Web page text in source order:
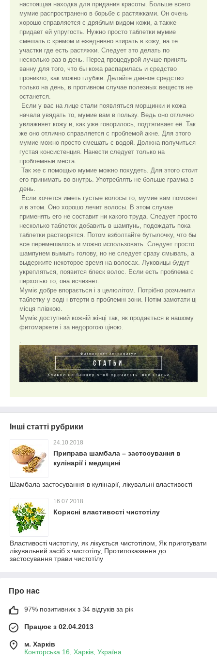
настоящая находка для придания красоты. Больше всего
мумие распространено в борьбе с растяжками. Он очень
хорошо справляется с дряблым видом кожи, а также
придает ей упругость. Нужно просто таблетки мумие
смешать с кремом и ежедневно втирать в кожу, на те
участки где есть растяжки. Следует это делать по
несколько раз в день. Перед процедурой лучше принять
ванну для того, что бы кожа распарилась и средство
проникло, как можно глубже. Делайте данное средство
только на день, в противном случае полезных веществ не
останется.
Если у вас на лице стали появляться морщинки и кожа
начала увядать то, мумие вам в пользу. Ведь оно отлично
увлажняет кожу и, как уже говорилось, подтягивает её. Так
же оно отлично справляется с проблемой акне. Для этого
мумие можно просто смешать с водой. Должна получиться
густая консистенция. Нанести следует только на
проблемные места.
Так же с помощью мумие можно похудеть. Для этого стоит
его принимать во внутрь. Употреблять не больше грамма в
день.
Если хочется иметь густые волосы то, мумие вам поможет
и в этом. Оно хорошо лечит волосы. В этом случае
применять его не составит ни какого труда. Следует просто
несколько таблеток добавить в шампунь, подождать пока
таблетки растворятся. Потом взболтайте бутылочку, что бы
все перемешалось и можно использовать. Следует просто
шампунем вымыть голову, но не следует сразу смывать, а
выдержите некоторое время на волосах. Луковицы будут
укрепляться, появится блеск волос. Если есть проблема с
перхотью то, она исчезнет.
Муміє добре впорається і з целюлітом. Потрібно розчинити
таблетку у воді і втерти в проблемні зони. Потім замотати ці
місця плівкою.
Муміє доступний кожній жінці так, як продається в нашому
фитомаркете і за недорогою ціною.
.
Інші статті рубрики
24.10.2018
Приправа шамбала – застосування в
кулінарії і медицині
Шамбала застосування в кулінарії, лікувальні властивості
16.07.2018
Корисні властивості чистотілу
Властивості чистотілу, як лікується чистотілом, Як приготувати
лікувальний засіб з чистотілу, Протипоказання до
застосування трави чистотілу
Про нас
97% позитивних з 34 відгуків за рік
Працює з 02.04.2013
м. Харків
Конторська 16, Харків, Україна